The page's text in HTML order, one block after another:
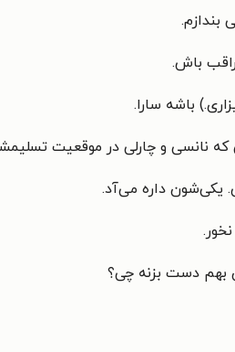
بندازم.
باش.
باشه سارا.
نانسی و چارلی در موقعیت
یکی‌شون داره می‌آد.
بهم دست بزنه چی؟